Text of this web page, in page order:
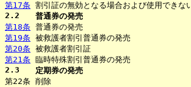
第17条 割引証の無効となる場合および使用できな
2.2
普通券の発売
第18条 普通券の発売
第19条 被救護者割引普通券の発売
第20条 被救護者割引証
第21条 臨時特殊割引普通券の発売
2.3
定期券の発売
第22条 削除